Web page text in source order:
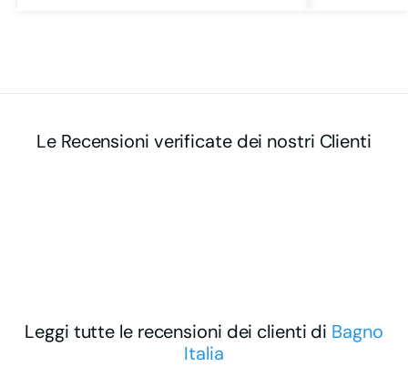
Le Recensioni verificate dei nostri Clienti
Leggi tutte le recensioni dei clienti di Bagno
Italia